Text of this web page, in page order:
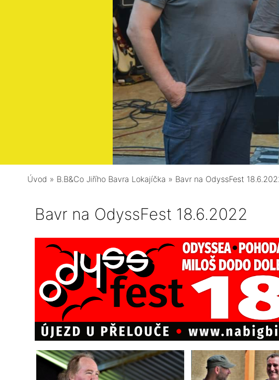
Úvod » B.B&Co Jiřího Bavra Lokajíčka » Bavr na OdyssFest
Bavr na OdyssFest 18.6.2022